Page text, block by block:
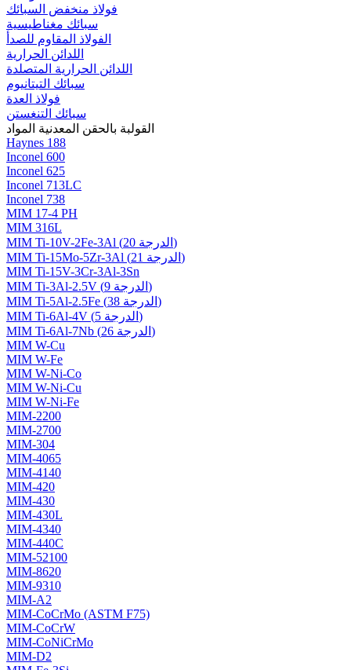
فولاذ منخفض السبائك
سبائك مغناطيسية
الفولاذ المقاوم للصدأ
اللدائن الحرارية
اللدائن الحرارية المتصلدة
سبائك التيتانيوم
فولاذ العدة
سبائك التنغستن
القولبة بالحقن المعدنية المواد
Haynes 188
Inconel 600
Inconel 625
Inconel 713LC
Inconel 738
MIM 17-4 PH
MIM 316L
MIM Ti-10V-2Fe-3Al (الدرجة 20)
MIM Ti-15Mo-5Zr-3Al (الدرجة 21)
MIM Ti-15V-3Cr-3Al-3Sn
MIM Ti-3Al-2.5V (الدرجة 9)
MIM Ti-5Al-2.5Fe (الدرجة 38)
MIM Ti-6Al-4V (الدرجة 5)
MIM Ti-6Al-7Nb (الدرجة 26)
MIM W-Cu
MIM W-Fe
MIM W-Ni-Co
MIM W-Ni-Cu
MIM W-Ni-Fe
MIM-2200
MIM-2700
MIM-304
MIM-4065
MIM-4140
MIM-420
MIM-430
MIM-430L
MIM-4340
MIM-440C
MIM-52100
MIM-8620
MIM-9310
MIM-A2
MIM-CoCrMo (ASTM F75)
MIM-CoCrW
MIM-CoNiCrMo
MIM-D2